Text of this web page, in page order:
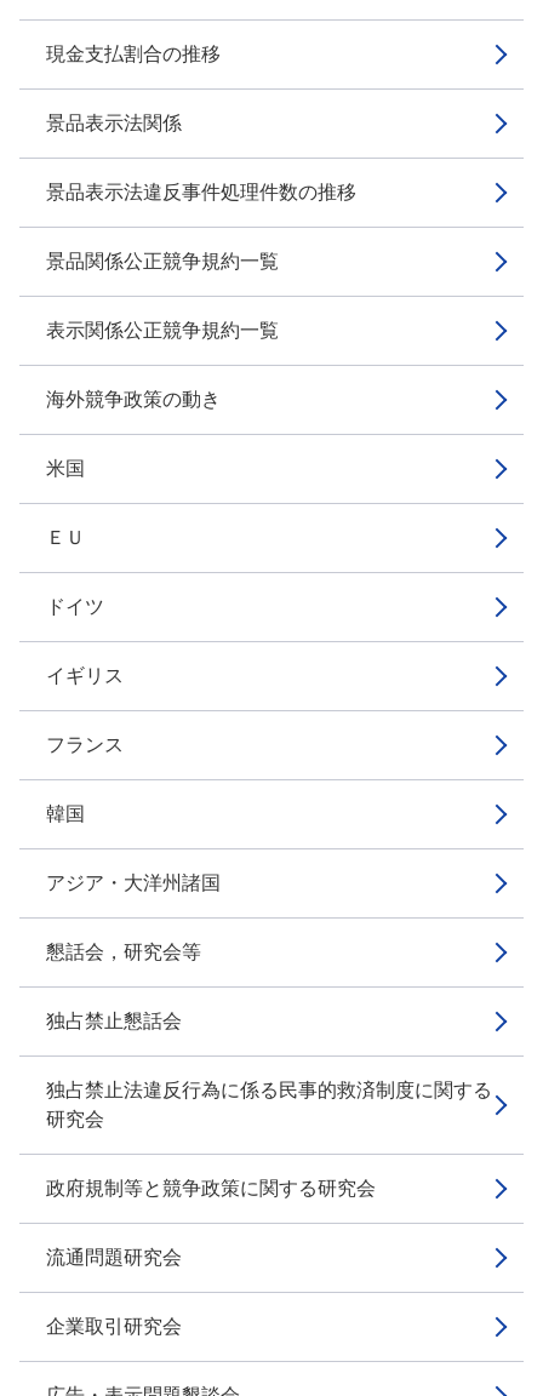
現金支払割合の推移
景品表示法関係
景品表示法違反事件処理件数の推移
景品関係公正競争規約一覧
表示関係公正競争規約一覧
海外競争政策の動き
米国
ＥＵ
ドイツ
イギリス
フランス
韓国
アジア・大洋州諸国
懇話会，研究会等
独占禁止懇話会
独占禁止法違反行為に係る民事的救済制度に関する
研究会
政府規制等と競争政策に関する研究会
流通問題研究会
企業取引研究会